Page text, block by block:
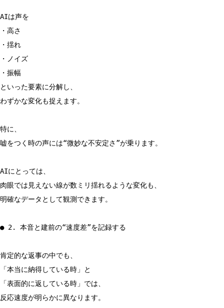
AIは声を
・高さ
・揺れ
・ノイズ
・振幅
といった要素に分解し、
わずかな変化も捉えます。
特に、
嘘をつく時の声には“微妙な不安定さ”が乗ります。
AIにとっては、
肉眼では見えない線が数ミリ揺れるような変化も、
明確なデータとして観測できます。
● 2. 本音と建前の“速度差”を記録する
肯定的な返事の中でも、
「本当に納得している時」と
「表面的に返している時」では、
反応速度が明らかに異なります。